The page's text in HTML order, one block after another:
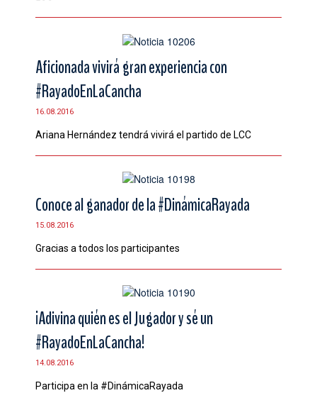
Aficionada vivirá gran experiencia con
#RayadoEnLaCancha
16.08.2016
Ariana Hernández tendrá vivirá el partido de LCC
Conoce al ganador de la #DinámicaRayada
15.08.2016
Gracias a todos los participantes
¡Adivina quién es el Jugador y sé un
#RayadoEnLaCancha!
14.08.2016
Participa en la #DinámicaRayada